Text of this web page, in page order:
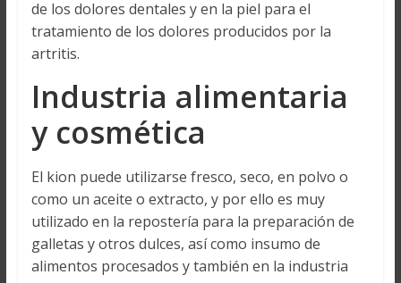
de los dolores dentales y en la piel para el
tratamiento de los dolores producidos por la
artritis.
Industria alimentaria
y cosmética
El kion puede utilizarse fresco, seco, en polvo o
como un aceite o extracto, y por ello es muy
utilizado en la repostería para la preparación de
galletas y otros dulces, así como insumo de
alimentos procesados y también en la industria